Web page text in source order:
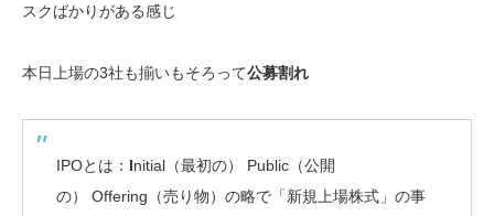
スクばかりがある感じ
本日上場の3社も揃いもそろって公募割れ
IPOとは： Initial（最初の） Public（公開
の） Offering（売り物）の略で「新規上場株式」の事